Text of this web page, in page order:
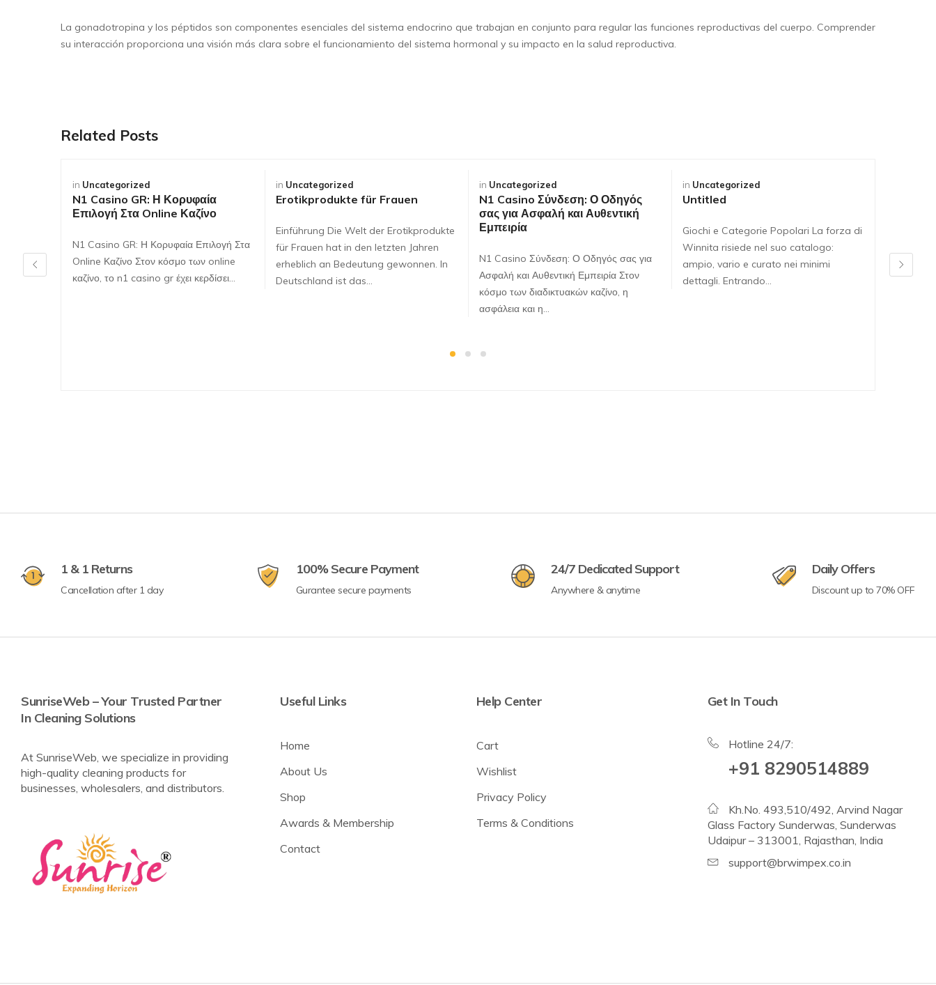
La gonadotropina y los péptidos son componentes esenciales del sistema endocrino que trabajan en conjunto para regular las funciones reproductivas del cuerpo. Comprender
su interacción proporciona una visión más clara sobre el funcionamiento del sistema hormonal y su impacto en la salud reproductiva.
Related Posts
in Uncategorized
N1 Casino GR: Η Κορυφαία
Επιλογή Στα Online Καζίνο
N1 Casino GR: Η Κορυφαία Επιλογή Στα
Online Καζίνο Στον κόσμο των online
καζίνο, το n1 casino gr έχει κερδίσει…
in Uncategorized
Erotikprodukte für Frauen
Einführung Die Welt der Erotikprodukte
für Frauen hat in den letzten Jahren
erheblich an Bedeutung gewonnen. In
Deutschland ist das…
in Uncategorized
N1 Casino Σύνδεση: Ο Οδηγός
σας για Ασφαλή και Αυθεντική
Εμπειρία
N1 Casino Σύνδεση: Ο Οδηγός σας για
Ασφαλή και Αυθεντική Εμπειρία Στον
κόσμο των διαδικτυακών καζίνο, η
ασφάλεια και η…
in Uncategorized
Untitled
Giochi e Categorie Popolari La forza di
Winnita risiede nel suo catalogo:
ampio, vario e curato nei minimi
dettagli. Entrando…
ampio,
dettagli.
1 & 1 Returns
Cancellation after 1 day
100% Secure Payment
Gurantee secure payments
24/7 Dedicated Support
Anywhere & anytime
Daily Offers
Discount up to 70% OFF
SunriseWeb – Your Trusted Partner
In Cleaning Solutions
At SunriseWeb, we specialize in providing
high-quality cleaning products for
businesses, wholesalers, and distributors.
Useful Links
Home
About Us
Shop
Awards & Membership
Contact
Help Center
Cart
Wishlist
Privacy Policy
Terms & Conditions
Get In Touch
Hotline 24/7:
+91 8290514889
Kh.No. 493,510/492, Arvind Nagar
Glass Factory Sunderwas, Sunderwas
Udaipur – 313001, Rajasthan, India
support@brwimpex.co.in